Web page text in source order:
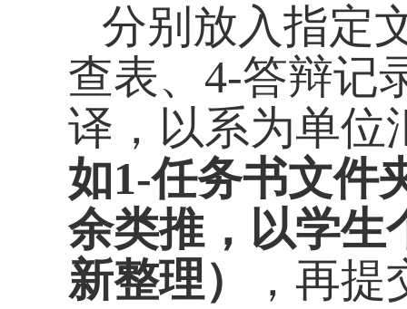
分别放入指定
查表、 4-答辩记
译，以系为单位
如1-任务书文件
余类推，以学生
新整理）
，再